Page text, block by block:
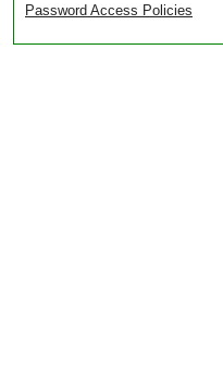
Password Access Policies